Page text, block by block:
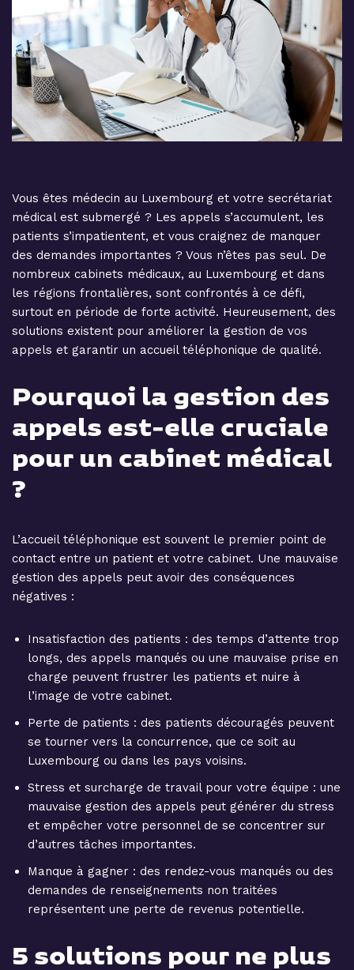
Vous êtes médecin au Luxembourg et votre secrétariat
médical est submergé ? Les appels s’accumulent, les
patients s’impatientent, et vous craignez de manquer
des demandes importantes ? Vous n’êtes pas seul. De
nombreux cabinets médicaux, au Luxembourg et dans
les régions frontalières, sont confrontés à ce défi,
surtout en période de forte activité. Heureusement, des
solutions existent pour améliorer la gestion de vos
appels et garantir un accueil téléphonique de qualité.
Pourquoi la gestion des
appels est-elle cruciale
pour un cabinet médical
?
L’accueil téléphonique est souvent le premier point de
contact entre un patient et votre cabinet. Une mauvaise
gestion des appels peut avoir des conséquences
négatives :
Insatisfaction des patients : des temps d’attente trop
longs, des appels manqués ou une mauvaise prise en
charge peuvent frustrer les patients et nuire à
l’image de votre cabinet.
Perte de patients : des patients découragés peuvent
se tourner vers la concurrence, que ce soit au
Luxembourg ou dans les pays voisins.
Stress et surcharge de travail pour votre équipe : une
mauvaise gestion des appels peut générer du stress
et empêcher votre personnel de se concentrer sur
d’autres tâches importantes.
Manque à gagner : des rendez-vous manqués ou des
demandes de renseignements non traitées
représentent une perte de revenus potentielle.
5 solutions pour ne plus